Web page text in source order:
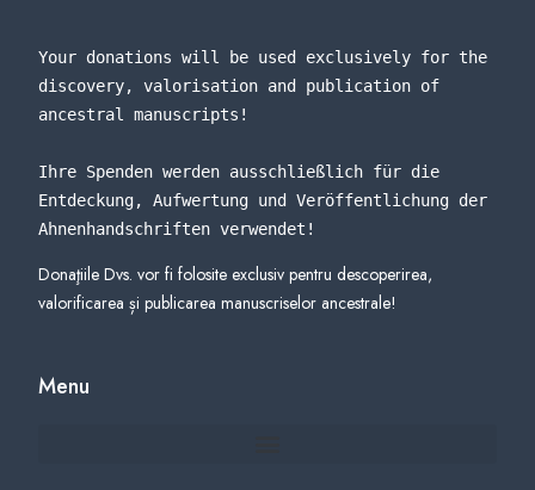
Your donations will be used exclusively for the
discovery, valorisation and publication of
ancestral manuscripts!
Ihre Spenden werden ausschließlich für die
Entdeckung, Aufwertung und Veröffentlichung der
Ahnenhandschriften verwendet !
Donaţiile Dvs. vor fi folosite exclusiv pentru descoperirea,
valorificarea și publicarea manuscriselor ancestrale!
Menu